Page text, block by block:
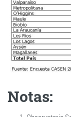
Notas: